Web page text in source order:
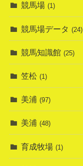
競馬場 (1)
競馬場データ (24)
競馬知識館 (25)
笠松 (1)
美浦 (97)
美浦 (48)
育成牧場 (1)